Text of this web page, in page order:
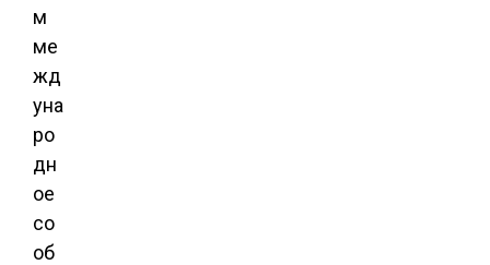
м
ме
жд
уна
ро
дн
ое
со
об